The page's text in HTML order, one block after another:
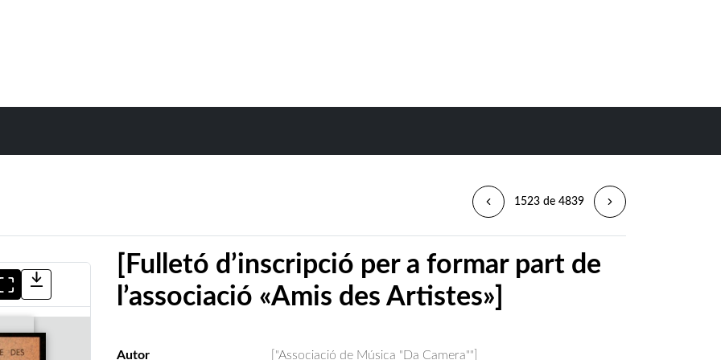
1523 de 4839
[Fulletó d’inscripció per a formar part de
l’associació «Amis des Artistes»]
Autor
["Associació de Música "Da Camera""]